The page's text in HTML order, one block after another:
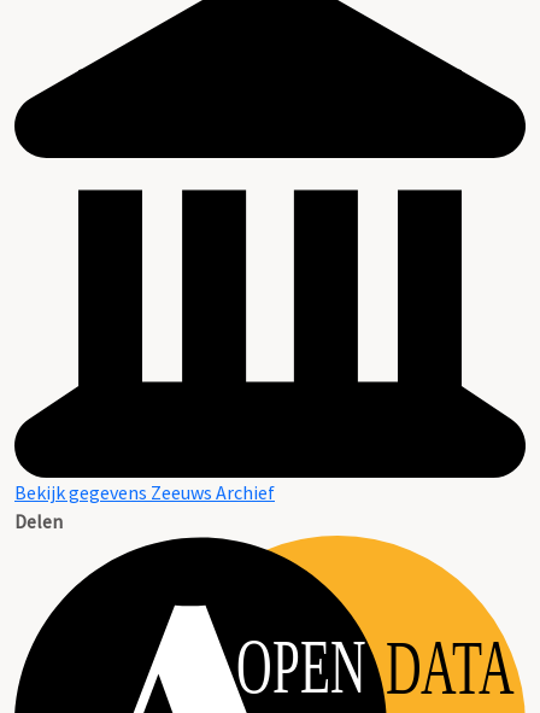
Bekijk gegevens Zeeuws Archief
Delen
OPEN DATA